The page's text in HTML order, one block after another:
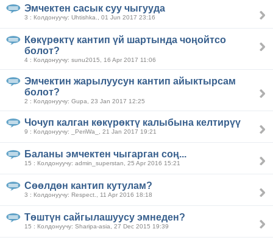
Эмчектен сасык суу чыгууда
3 : Колдонуучу: Uhtishka., 01 Jun 2017 23:16
Көкүрөктү кантип үй шартында чоңойтсо
болот?
4 : Колдонуучу: sunu2015, 16 Apr 2017 11:06
Эмчектин жарылуусун кантип айыктырсам
болот?
2 : Колдонуучу: Gupa, 23 Jan 2017 12:25
Чочуп калган көкүрөктү калыбына келтирүү
9 : Колдонуучу: _PeriWa_, 21 Jan 2017 19:21
Баланы эмчектен чыгарган соң...
15 : Колдонуучу: admin_superstan, 25 Apr 2016 15:21
Сөөлдөн кантип кутулам?
3 : Колдонуучу: Respect., 11 Apr 2016 18:18
Төштүн сайгылашуусу эмнеден?
15 : Колдонуучу: Sharipa-asia, 27 Dec 2015 19:39